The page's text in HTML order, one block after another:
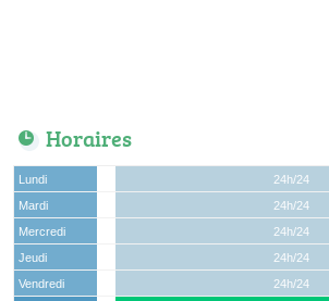
Horaires
Lundi
24h/24
Mardi
24h/24
Mercredi
24h/24
Jeudi
24h/24
Vendredi
24h/24